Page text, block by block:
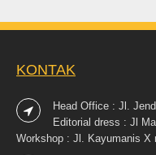
KONTAK
Head Office : Jl.
Editorial dress : Jl
Workshop : Jl. Kayumanis X